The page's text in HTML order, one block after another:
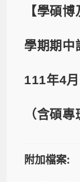
【學碩
學期期中
111年4
（含碩專
附加檔案: